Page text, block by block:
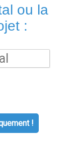
ou la
:
!